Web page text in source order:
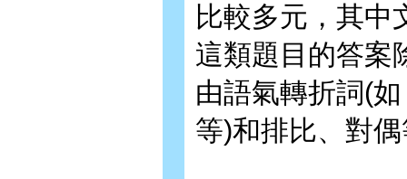
比較多元，其中
這類題目的答案
由語氣轉折詞(
等)和排比、對